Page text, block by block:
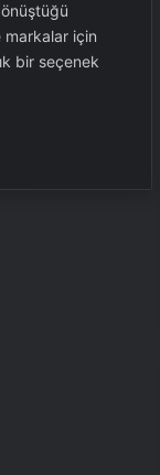
markalar için
bir seçenek